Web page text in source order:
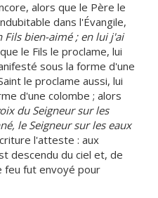
alors que le Père le
dans l'Évangile,
Fils bien-aimé ; en lui j'ai
le Fils le proclame, lui
sous la forme d'une
le proclame aussi, lui
d'une colombe ; alors
du Seigneur sur les
le Seigneur sur les eaux
l'atteste : aux
descendu du ciel et, de
feu fut envoyé pour